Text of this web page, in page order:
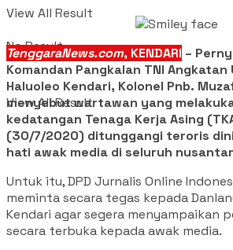
No Result
View All Result
View All Result
TenggaraNews.com, KENDARI –
Komandan Pangkalan TNI
Haluoleo Kendari, Kolonel Pnb.
menyebut wartawan yang
kedatangan Tenaga Kerja Asing
(30/7/2020) ditunggangi teroris
hati awak media di seluruh
Untuk itu, DPD Jurnalis Online
meminta secara tegas kepada
Kendari agar segera menyampaikan
secara terbuka kepada awak media.